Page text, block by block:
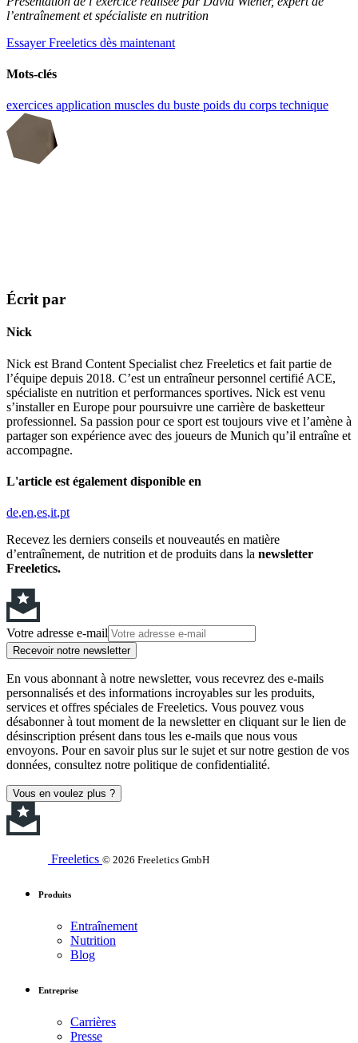
l’entraînement et spécialiste en nutrition
Essayer Freeletics dès maintenant
Mots-clés
exercices application muscles du buste poids du corps technique
Écrit par
Nick
Nick est Brand Content Specialist chez Freeletics et fait partie de
l’équipe depuis 2018. C’est un entraîneur personnel certifié ACE,
spécialiste en nutrition et performances sportives. Nick est venu
s’installer en Europe pour poursuivre une carrière de basketteur
professionnel. Sa passion pour ce sport est toujours vive et l’amène à
partager son expérience avec des joueurs de Munich qu’il entraîne et
accompagne.
L'article est également disponible en
de en es it pt
Recevez les derniers conseils et nouveautés en matière
d’entraînement, de nutrition et de produits dans la newsletter
Freeletics.
Votre adresse e-mail
Recevoir notre newsletter
En vous abonnant à notre newsletter, vous recevrez des e-mails
personnalisés et des informations incroyables sur les produits,
services et offres spéciales de Freeletics. Vous pouvez vous
désabonner à tout moment de la newsletter en cliquant sur le lien de
désinscription présent dans tous les e-mails que nous vous
envoyons. Pour en savoir plus sur le sujet et sur notre gestion de vos
données, consultez notre politique de confidentialité.
Vous en voulez plus ?
Freeletics © 2026 Freeletics GmbH
Produits
Entraînement
Nutrition
Blog
Entreprise
Carrières
Presse